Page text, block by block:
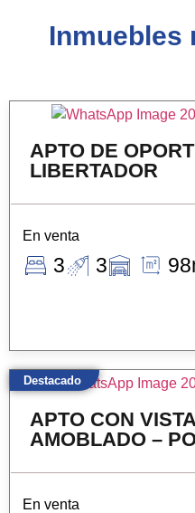
Inmuebles
APTO DE
LIBERTADOR
En venta
3 3
APTO CON
AMOBLADO –
En venta
Destacado